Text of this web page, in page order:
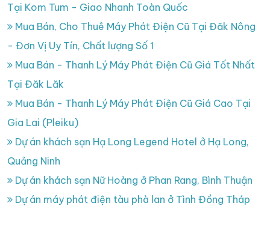
Tại Kom Tum - Giao Nhanh Toàn Quốc
Mua Bán, Cho Thuê Máy Phát Điện Cũ Tại Đăk Nông
- Đơn Vị Uy Tín, Chất lượng Số 1
Mua Bán - Thanh Lý Máy Phát Điện Cũ Giá Tốt Nhất
Tại Đăk Lăk
Mua Bán - Thanh Lý Máy Phát Điện Cũ Giá Cao Tại
Gia Lai (Pleiku)
Dự án khách sạn Hạ Long Legend Hotel ở Hạ Long,
Quảng Ninh
Dự án khách sạn Nữ Hoàng ở Phan Rang, Bình Thuận
Dự án máy phát điện tàu phà lan ở Tình Đồng Tháp